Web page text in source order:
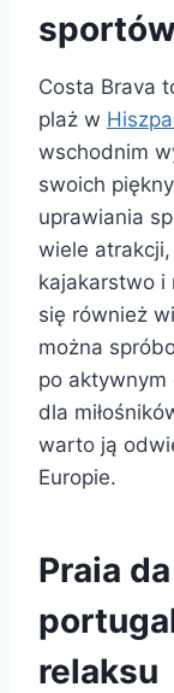
sportów
Costa Brava
plaż w
wschodnim
swoich
uprawiania
wiele
kajakarstwo i
się również
można
po aktywnym
dla
warto ją
Europie.
Praia
relaksu